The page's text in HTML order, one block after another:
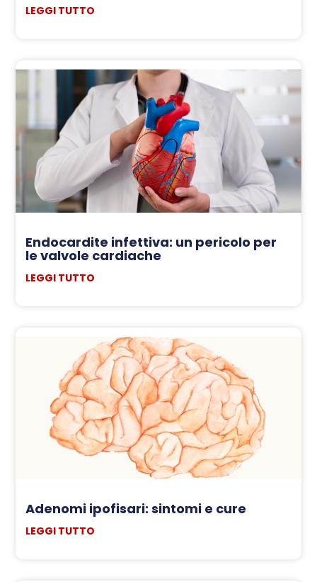
LEGGI TUTTO
Endocardite infettiva: un pericolo per
le valvole cardiache
LEGGI TUTTO
Adenomi ipofisari: sintomi e cure
LEGGI TUTTO